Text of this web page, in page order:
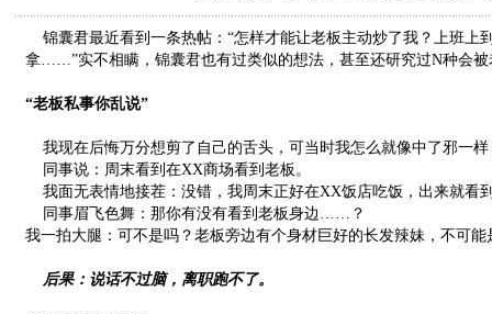
锦囊君最近看到一条热帖：“怎样才能让老板主动炒了我？上班上
拿……”实不相瞒，锦囊君也有过类似的想法，甚至还研究过N种会被
“老板私事你乱说”
我现在后悔万分想剪了自己的舌头，可当时我怎么就像中了邪一样
同事说：周末看到在XX商场看到老板。
我面无表情地接茬：没错，我周末正好在XX饭店吃饭，出来就看
同事眉飞色舞：那你有没有看到老板身边……？
我一拍大腿：可不是吗？老板旁边有个身材巨好的长发辣妹，不可能
后果：说话不过脑，离职跑不了。